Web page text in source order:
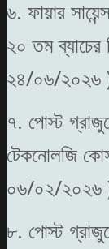
৬. ফায়ার
২০ তম ব্যাচের
২৪/০৬/২০২৬
৭. পোস্ট
টেকনোলজি
০৬/০২/২০২৬
৮. পোস্ট